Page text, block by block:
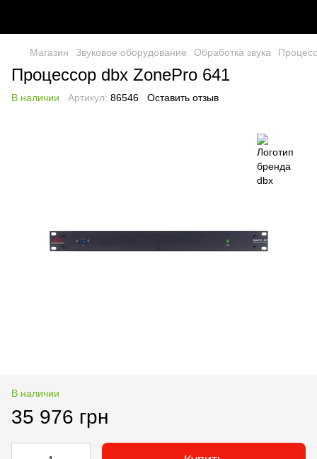
Магазин Звуковое оборудование Обработка звука
Процессор dbx ZonePro 641
В наличии Артикул: 86546 Оставить отзыв
В наличии
35 976 грн